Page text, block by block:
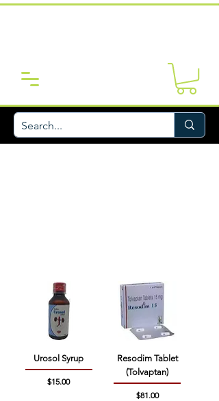
Urosol Syrup
価格
$15.00
Resodim Tablet
(Tolvaptan)
価格
$81.00